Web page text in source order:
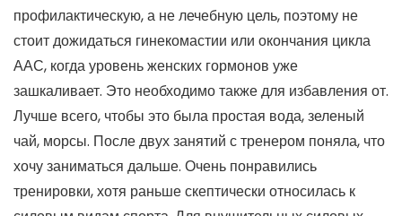
профилактическую, а не лечебную цель, поэтому не
стоит дожидаться гинекомастии или окончания цикла
ААС, когда уровень женских гормонов уже
зашкаливает. Это необходимо также для избавления от.
Лучше всего, чтобы это была простая вода, зеленый
чай, морсы. После двух занятий с тренером поняла, что
хочу заниматься дальше. Очень понравились
тренировки, хотя раньше скептически относилась к